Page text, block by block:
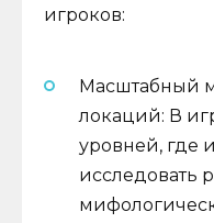
игроков:
Масштабный
локаций: В
уровней, где
исследовать